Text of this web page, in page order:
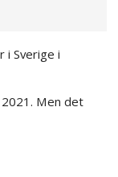
i Sverige i
2021. Men det